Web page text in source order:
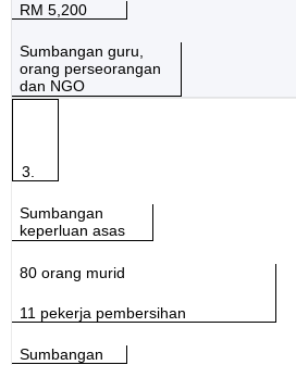
RM 5,200
Sumbangan guru,
orang perseorangan
dan NGO
3.
Sumbangan
keperluan asas
80 orang murid
11 pekerja pembersihan
Sumbangan